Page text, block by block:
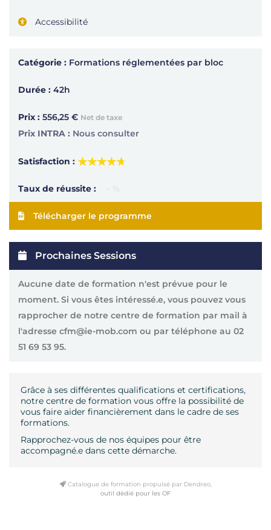
Accessibilité
Catégorie : Formations réglementées par bloc
Durée : 42h
Prix : 556,25 € Net de taxe
Prix INTRA : Nous consulter
Satisfaction : ★★★★★
★★★★★
Taux de réussite :
Télécharger le programme
Prochaines Sessions
Aucune date de formation n'est prévue pour le
moment. Si vous êtes intéressé.e, vous pouvez vous
rapprocher de notre centre de formation par mail à
l'adresse cfm@ie-mob.com ou par téléphone au 02
51 69 53 95.
Grâce à ses différentes qualifications et certifications,
notre centre de formation vous offre la possibilité de
vous faire aider financièrement dans le cadre de ses
formations.
Rapprochez-vous de nos équipes pour être
accompagné.e dans cette démarche.
Catalogue de formation propulsé par Dendreo,
outil dédié pour les OF